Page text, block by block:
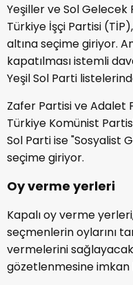
Yeşiller ve Sol Gelecek
Türkiye İşçi Partisi
altına seçime giriyor.
kapatılması istemli
Yeşil Sol Parti
Zafer Partisi ve Adalet
Türkiye Komünist
Sol Parti ise "Sosyalist
seçime giriyor.
Oy verme yerleri
Kapalı oy verme
seçmenlerin oylarını
vermelerini
gözetlenmesine imkan